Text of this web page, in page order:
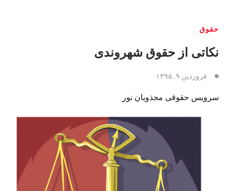
حقوق
نكاتى از حقوق شهروندى
فروردین ۹, ۱۳۹۵
سرويس حقوقى مجذوبان نور